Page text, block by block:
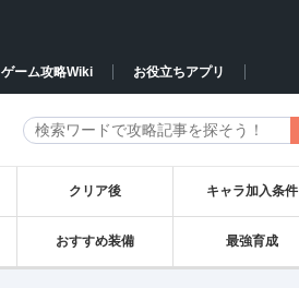
ゲーム攻略Wiki お役立ちアプリ
クリア後 キャラ加入条件
おすすめ装備 最強育成